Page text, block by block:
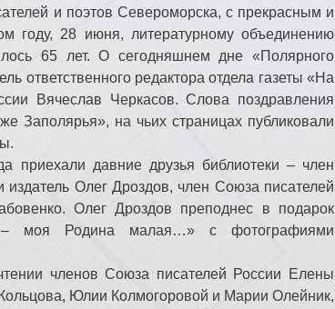
и поэтов Североморска, с прекрасным и
году, 28 июня, литературному объединению
65 лет. О сегодняшнем дне «Полярного
ответственного редактора отдела газеты «На
Вячеслав Черкасов. Слова поздравления
Заполярья», на чьих страницах публиковали
приехали давние друзья библиотеки – член
Олег Дроздов, член Союза писателей
Олег Дроздов преподнес в подарок
– моя Родина малая…» с фотографиями
членов Союза писателей России Елены
Юлии Колмогоровой и Марии Олейник,